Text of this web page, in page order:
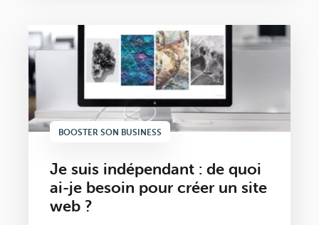
BOOSTER SON BUSINESS
Je suis indépendant : de quoi
ai-je besoin pour créer un site
web ?